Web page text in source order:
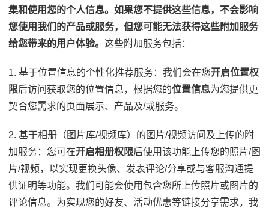
集和使用您的个人信息。如果您不提供这些信息，不会影响
您使用我们的产品或服务，但您可能无法获得这些附加服务
给您带来的用户体验。 这些附加服务包括：
1. 基于位置信息的个性化推荐服务：我们会在您开启位置权
限后访问获取您的位置信息，根据您的位置信息为您提供更
契合您需求的页面展示、产品及/或服务。
2. 基于相册（图片库/视频库）的图片/视频访问及上传的附
加服务：您可在开启相册权限后使用该功能上传您的照片/图
片/视频，以实现更换头像、发表评论/分享或与客服沟通提
供证明等功能。我们可能会使用包含您所上传照片或图片的
评论信息。为实现您的好友、活动优惠等链接分享需求，我